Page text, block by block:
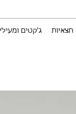
חצאיות ג'קטים